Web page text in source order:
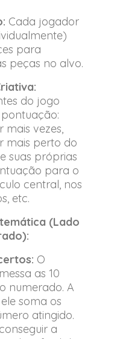
Cada jogador
para
peças no alvo.
do jogo
mais vezes,
mais perto do
suas próprias
para o
central, nos
etc.
(Lado
O
as 10
numerado. A
soma os
atingido.
a